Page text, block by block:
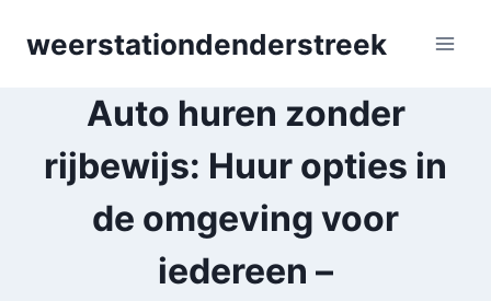
weerstationdenderstreek
Auto huren zonder
rijbewijs: Huur opties in
de omgeving voor
iedereen –